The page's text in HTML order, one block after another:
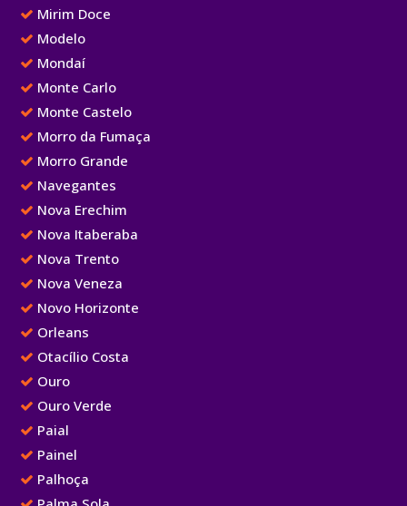
Mirim Doce
Modelo
Mondaí
Monte Carlo
Monte Castelo
Morro da Fumaça
Morro Grande
Navegantes
Nova Erechim
Nova Itaberaba
Nova Trento
Nova Veneza
Novo Horizonte
Orleans
Otacílio Costa
Ouro
Ouro Verde
Paial
Painel
Palhoça